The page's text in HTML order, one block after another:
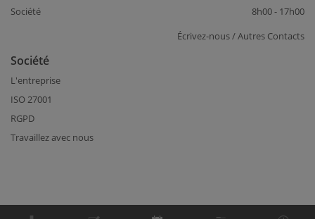
Société
8h00 - 17h00
Écrivez-nous / Autres Contacts
Société
L'entreprise
ISO 27001
RGPD
Travaillez avec nous